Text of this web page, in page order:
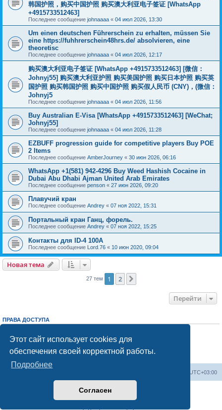
Этот сайт использует cookies для
обеспечения своей корректной работы.
Подробнее
Согласен
韩国护照，购买中国护照 购买澳大利亚电子签证 [WhatsApp
+4915733512463]
Последнее сообщение johnaaaa « 04 июл 2026, 13:30
Um einen deutschen Führerschein zu erhalten, müssen Sie
eine https://fuhhrerschein48hrs.de/ absolvieren, eine
theoretisc
Последнее сообщение johnaaaa « 04 июл 2026, 12:17
购买澳大利亚电子签证 [WhatsApp +4915733512463] [微信：
Johnyj55] 购买澳大利亚护照 购买美国护照 购买日本护照 购买英
国护照 购买韩国护照 购买中国护照 购买假人民币 (CNY)，(微信：
Johnyj5
Последнее сообщение johnaaaa « 04 июл 2026, 11:56
Buy Australian E-Visa [WhatsApp +4915733512463] [WeChat;
Johnyj55]
Последнее сообщение johnaaaa « 04 июл 2026, 11:28
EZBUFF progression guide for competitive players Buy POE
2 Items
Последнее сообщение AmberJourney « 30 июн 2026, 06:16
WhatsApp +1(581) 942-4296 Buy Weed Hashish Cocaine in
Dubai Abu Dhabi Ajman United Arab Emirates
Последнее сообщение penson « 27 июн 2026, 09:20
Плавучий кран
Последнее сообщение Andrey « 07 ноя 2022, 15:31
Портальный кран Ганц, форель.
Последнее сообщение Andrey « 07 ноя 2022, 15:25
Контакты для ID-4 100A
Последнее сообщение Lord.76 « 10 июн 2020, 09:04
Новая тема
27 тем 1 2
Перейти
ПРАВА ДОСТУПА
Выне можетеотвечать на сообщения
Выне можетередактировать свои сообщения
Выне можетеудалять свои сообщения
добавлять вложения
UTC+03:00
Создано на основеphpBB® Forum Software © phpBB Limited
Русская поддержка phpBB